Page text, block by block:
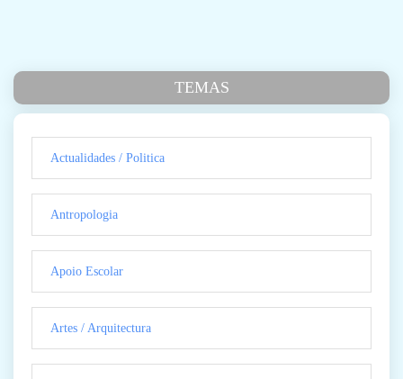
TEMAS
Actualidades / Politica
Antropologia
Apoio Escolar
Artes / Arquitectura